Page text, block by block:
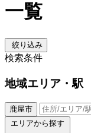
一覧
絞り込み
検索条件
地域エリア・駅
鹿屋市
エリアから探す